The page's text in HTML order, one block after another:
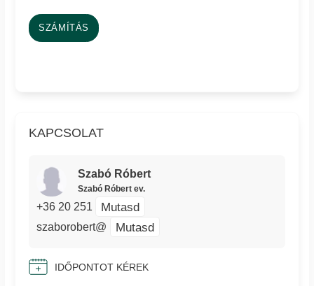
SZÁMÍTÁS
KAPCSOLAT
Szabó Róbert
Szabó Róbert ev.
+36 20 251 Mutasd
szaborobert@ Mutasd
IDŐPONTOT KÉREK